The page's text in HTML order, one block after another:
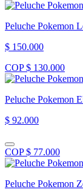
Peluche Pokemon
$ 150.000
COP $ 130.000
Peluche Pokemon
$ 92.000
COP $ 77.000
Peluche Pokemon